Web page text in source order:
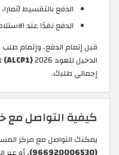
الدفع بالتقسيط
الدفع نقدًا عند
قبل إتمام الدفع، وإتمام
الدخيل للعود 2026
(ALCP1)
إجمالي طلبك.
كيفية التواصل مع
يمكنك التواصل مع مركز